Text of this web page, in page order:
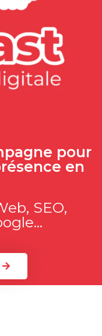
pour
en
SEO,